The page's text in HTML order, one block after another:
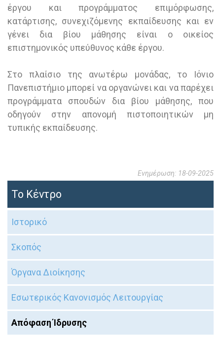
έργου και προγράμματος επιμόρφωσης,
κατάρτισης, συνεχιζόμενης εκπαίδευσης και εν
γένει δια βίου μάθησης είναι ο οικείος
επιστημονικός υπεύθυνος κάθε έργου.
Στο πλαίσιο της ανωτέρω μονάδας, το Ιόνιο
Πανεπιστήμιο μπορεί να οργανώνει και να παρέχει
προγράμματα σπουδών δια βίου μάθησης, που
οδηγούν στην απονομή πιστοποιητικών μη
τυπικής εκπαίδευσης.
Ενημέρωση: 18-09-2025
Το Κέντρο
Ιστορικό
Σκοπός
Όργανα Διοίκησης
Εσωτερικός Κανονισμός Λειτουργίας
Απόφαση Ίδρυσης